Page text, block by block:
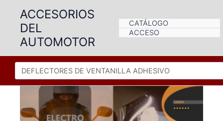
contenido
ACCESORIOS
DEL
AUTOMOTOR
CATÁLOGO
ACCESO